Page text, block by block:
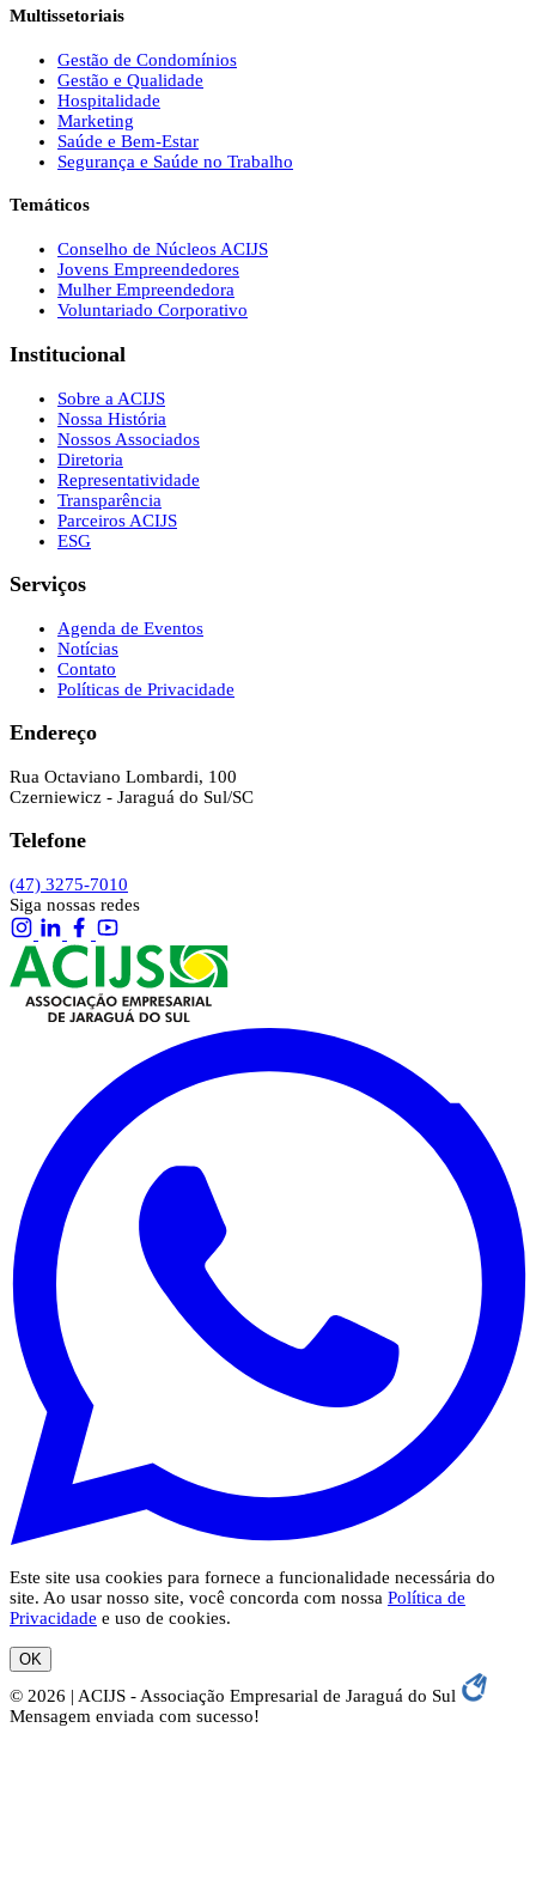
Multissetoriais
Gestão de Condomínios
Gestão e Qualidade
Hospitalidade
Marketing
Saúde e Bem-Estar
Segurança e Saúde no Trabalho
Temáticos
Conselho de Núcleos ACIJS
Jovens Empreendedores
Mulher Empreendedora
Voluntariado Corporativo
Institucional
Sobre a ACIJS
Nossa História
Nossos Associados
Diretoria
Representatividade
Transparência
Parceiros ACIJS
ESG
Serviços
Agenda de Eventos
Notícias
Contato
Políticas de Privacidade
Endereço
Rua Octaviano Lombardi, 100
Czerniewicz - Jaraguá do Sul/SC
Telefone
(47) 3275-7010
Siga nossas redes
Este site usa cookies para fornece a funcionalidade necessária do
site. Ao usar nosso site, você concorda com nossa Política de
Privacidade e uso de cookies.
OK
© 2026 | ACIJS - Associação Empresarial de Jaraguá do Sul
Mensagem enviada com sucesso!